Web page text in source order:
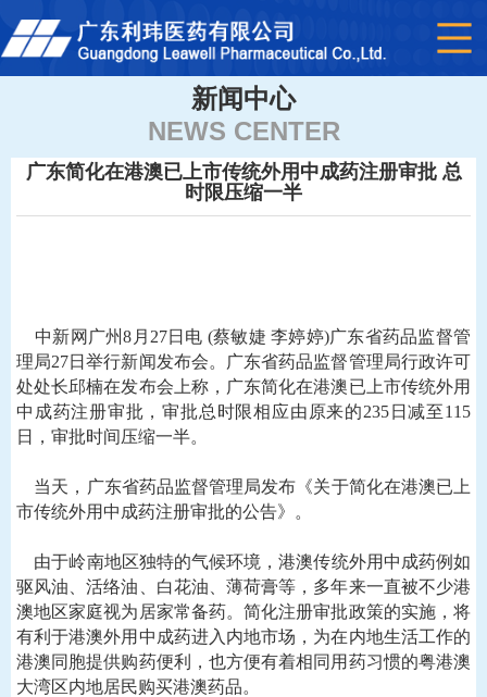
新闻中心
NEWS CENTER
广东简化在港澳已上市传统外用中成药注册审批 总
时限压缩一半
中新网广州8月27日电 (蔡敏婕 李婷婷)广东省药品监督管
理局27日举行新闻发布会。广东省药品监督管理局行政许可
处处长邱楠在发布会上称，广东简化在港澳已上市传统外用
中成药注册审批，审批总时限相应由原来的235日减至115
日，审批时间压缩一半。
当天，广东省药品监督管理局发布《关于简化在港澳已上
市传统外用中成药注册审批的公告》。
由于岭南地区独特的气候环境，港澳传统外用中成药例如
驱风油、活络油、白花油、薄荷膏等，多年来一直被不少港
澳地区家庭视为居家常备药。简化注册审批政策的实施，将
有利于港澳外用中成药进入内地市场，为在内地生活工作的
港澳同胞提供购药便利，也方便有着相同用药习惯的粤港澳
大湾区内地居民购买港澳药品。